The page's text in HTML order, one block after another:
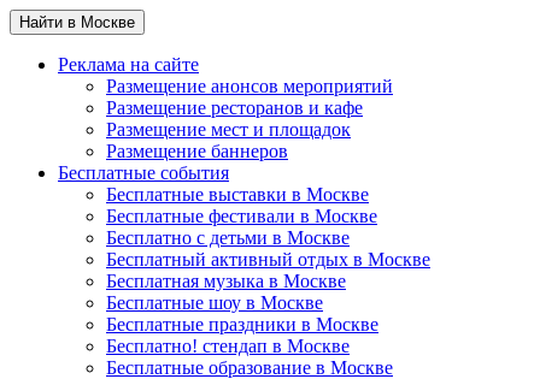
Найти в Москве
Реклама на сайте
Размещение анонсов мероприятий
Размещение ресторанов и кафе
Размещение мест и площадок
Размещение баннеров
Бесплатные события
Бесплатные выставки в Москве
Бесплатные фестивали в Москве
Бесплатно с детьми в Москве
Бесплатный активный отдых в Москве
Бесплатная музыка в Москве
Бесплатные шоу в Москве
Бесплатные праздники в Москве
Бесплатно! стендап в Москве
Бесплатные образование в Москве